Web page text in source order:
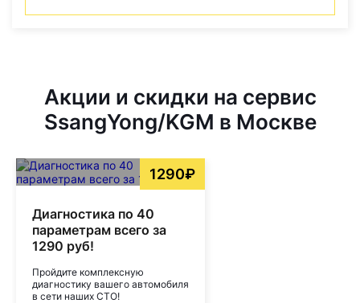
Акции и скидки на сервис
SsangYong/KGM в Москве
1290₽
Диагностика по 40
параметрам всего за
1290 руб!
Пройдите комплексную
диагностику вашего автомобиля
в сети наших СТО!